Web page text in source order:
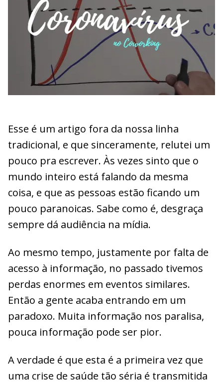
Esse é um artigo fora da nossa linha
tradicional, e que sinceramente, relutei um
pouco pra escrever. Às vezes sinto que o
mundo inteiro está falando da mesma
coisa, e que as pessoas estão ficando um
pouco paranoicas. Sabe como é, desgraça
sempre dá audiência na mídia.
Ao mesmo tempo, justamente por falta de
acesso à informação, no passado tivemos
perdas enormes em eventos similares.
Então a gente acaba entrando em um
paradoxo. Muita informação nos paralisa,
pouca informação pode ser pior.
A verdade é que esta é a primeira vez que
uma crise de saúde tão séria é transmitida